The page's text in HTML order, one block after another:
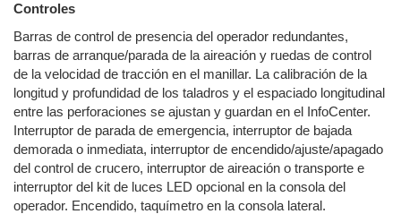
Controles
Barras de control de presencia del operador redundantes,
barras de arranque/parada de la aireación y ruedas de control
de la velocidad de tracción en el manillar. La calibración de la
longitud y profundidad de los taladros y el espaciado longitudinal
entre las perforaciones se ajustan y guardan en el InfoCenter.
Interruptor de parada de emergencia, interruptor de bajada
demorada o inmediata, interruptor de encendido/ajuste/apagado
del control de crucero, interruptor de aireación o transporte e
interruptor del kit de luces LED opcional en la consola del
operador. Encendido, taquímetro en la consola lateral.